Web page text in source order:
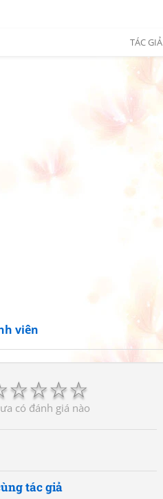
TÁC GIẢ
viên
☆
☆
☆
☆
có đánh giá nào
tác giả